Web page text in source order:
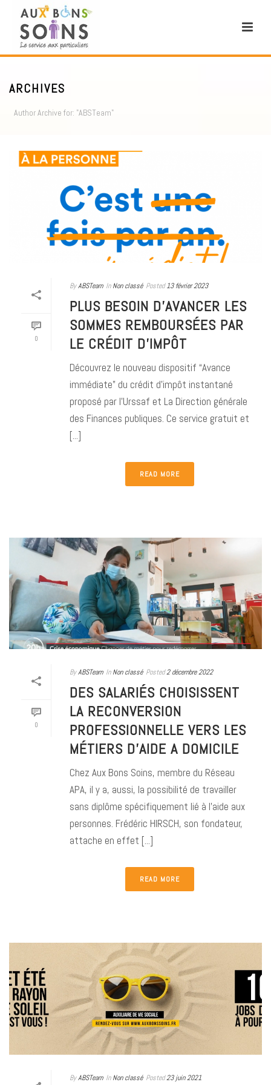
ARCHIVES
Author Archive for: "ABSTeam"
0
ByABSTeam In Non classé Posted 13 février 2023
PLUS BESOIN D’AVANCER LES
SOMMES REMBOURSÉES PAR
LE CRÉDIT D’IMPÔT
Découvrez le nouveau dispositif “Avance
immédiate” du crédit d’impôt instantané
proposé par l’Urssaf et La Direction générale
des Finances publiques. Ce service gratuit et
[...]
READ MORE
0
ByABSTeam In Non classé Posted2 décembre 2022
DES SALARIÉS CHOISISSENT
LA RECONVERSION
PROFESSIONNELLE VERS LES
MÉTIERS D’AIDE A DOMICILE
Chez Aux Bons Soins, membre du Réseau
APA, il y a, aussi, la possibilité de travailler
sans diplôme spécifiquement lié à l’aide aux
personnes. Frédéric HIRSCH, son fondateur,
attache en effet [...]
READ MORE
ByABSTeam In Non classé Posted23 juin 2021